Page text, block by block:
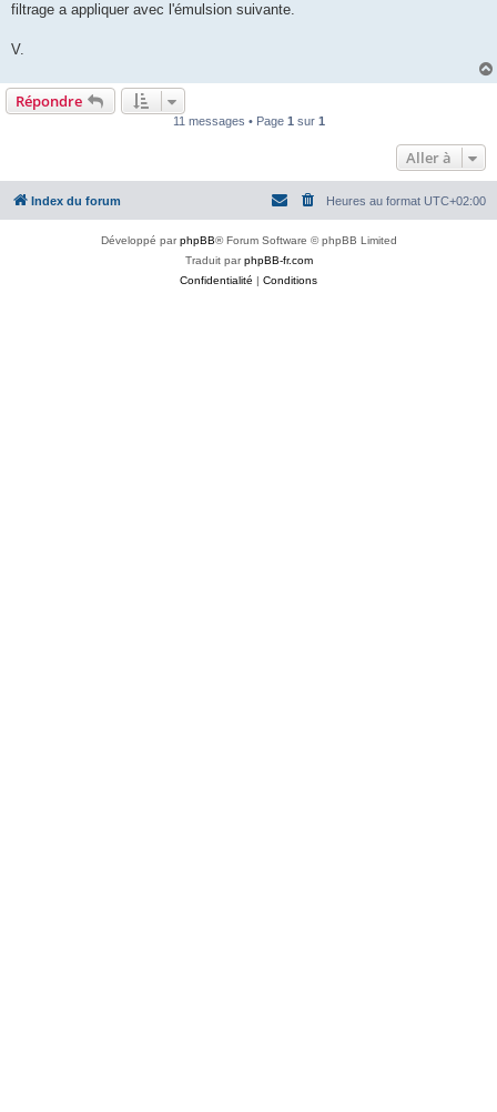
filtrage a appliquer avec l'émulsion suivante.
V.
Répondre
11 messages • Page 1 sur 1
Aller à
Index du forum Heures au format UTC+02:00
Développé parphpBB® Forum Software © phpBB Limited
Traduit parphpBB-fr.com
Confidentialité | Conditions